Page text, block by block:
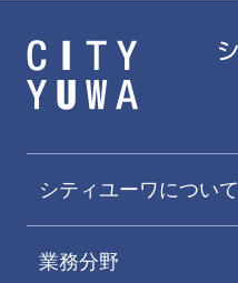
シティユーワについて
業務分野